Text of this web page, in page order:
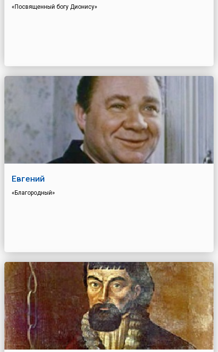
«Посвященный богу Дионису»
Евгений
«Благородный»